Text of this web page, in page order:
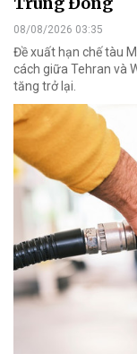
08/08/2026 03:35
Đề xuất hạn chế tàu
cách giữa Tehran và
tăng trở lại.